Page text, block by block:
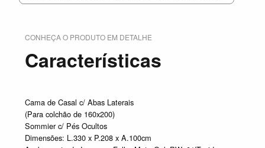
CONHEÇA O PRODUTO EM DETALHE
Características
Cama de Casal c/ Abas Laterais
(Para colchão de 160x200)
Sommier c/ Pés Ocultos
Dimensões: L.330 x P.208 x A.100cm